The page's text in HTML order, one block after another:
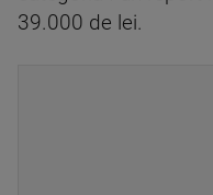
39.000 de lei.